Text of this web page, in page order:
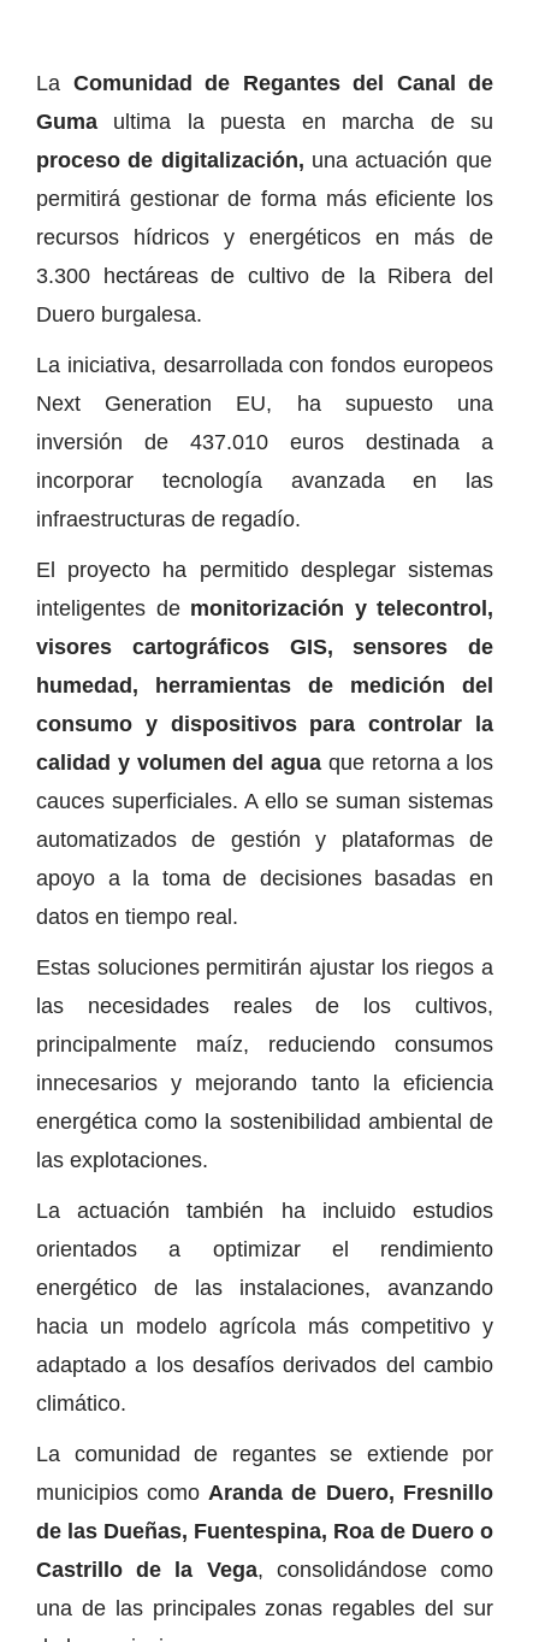
La Comunidad de Regantes del Canal de
Guma ultima la puesta en marcha de su
proceso de digitalización, una actuación que
permitirá gestionar de forma más eficiente los
recursos hídricos y energéticos en más de
3.300 hectáreas de cultivo de la Ribera del
Duero burgalesa.
La iniciativa, desarrollada con fondos europeos
Next Generation EU, ha supuesto una
inversión de 437.010 euros destinada a
incorporar tecnología avanzada en las
infraestructuras de regadío.
El proyecto ha permitido desplegar sistemas
inteligentes de monitorización y telecontrol,
visores cartográficos GIS, sensores de
humedad, herramientas de medición del
consumo y dispositivos para controlar la
calidad y volumen del agua que retorna a los
cauces superficiales. A ello se suman sistemas
automatizados de gestión y plataformas de
apoyo a la toma de decisiones basadas en
datos en tiempo real.
Estas soluciones permitirán ajustar los riegos a
las necesidades reales de los cultivos,
principalmente maíz, reduciendo consumos
innecesarios y mejorando tanto la eficiencia
energética como la sostenibilidad ambiental de
las explotaciones.
La actuación también ha incluido estudios
orientados a optimizar el rendimiento
energético de las instalaciones, avanzando
hacia un modelo agrícola más competitivo y
adaptado a los desafíos derivados del cambio
climático.
La comunidad de regantes se extiende por
municipios como Aranda de Duero, Fresnillo
de las Dueñas, Fuentespina, Roa de Duero o
Castrillo de la Vega, consolidándose como
una de las principales zonas regables del sur